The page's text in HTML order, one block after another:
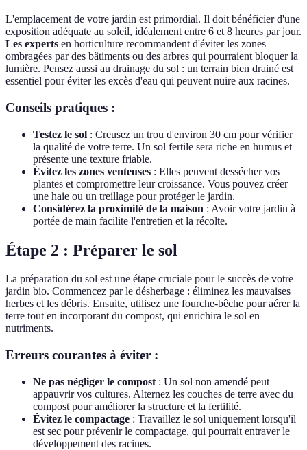
L'emplacement de votre jardin est primordial. Il doit bénéficier d'une
exposition adéquate au soleil, idéalement entre 6 et 8 heures par jour.
Les experts en horticulture recommandent d'éviter les zones
ombragées par des bâtiments ou des arbres qui pourraient bloquer la
lumière. Pensez aussi au drainage du sol : un terrain bien drainé est
essentiel pour éviter les excès d'eau qui peuvent nuire aux racines.
Conseils pratiques :
Testez le sol : Creusez un trou d'environ 30 cm pour vérifier
la qualité de votre terre. Un sol fertile sera riche en humus et
présente une texture friable.
Évitez les zones venteuses : Elles peuvent dessécher vos
plantes et compromettre leur croissance. Vous pouvez créer
une haie ou un treillage pour protéger le jardin.
Considérez la proximité de la maison : Avoir votre jardin à
portée de main facilite l'entretien et la récolte.
Étape 2 : Préparer le sol
La préparation du sol est une étape cruciale pour le succès de votre
jardin bio. Commencez par le désherbage : éliminez les mauvaises
herbes et les débris. Ensuite, utilisez une fourche-bêche pour aérer la
terre tout en incorporant du compost, qui enrichira le sol en
nutriments.
Erreurs courantes à éviter :
Ne pas négliger le compost : Un sol non amendé peut
appauvrir vos cultures. Alternez les couches de terre avec du
compost pour améliorer la structure et la fertilité.
Évitez le compactage : Travaillez le sol uniquement lorsqu'il
est sec pour prévenir le compactage, qui pourrait entraver le
développement des racines.